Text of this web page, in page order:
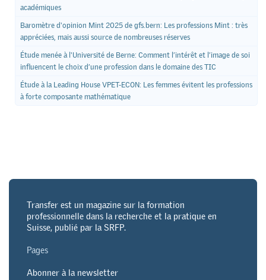
académiques
Baromètre d'opinion Mint 2025 de gfs.bern: Les professions Mint : très
appréciées, mais aussi source de nombreuses réserves
Étude menée à l'Université de Berne: Comment l’intérêt et l’image de soi
influencent le choix d’une profession dans le domaine des TIC
Étude à la Leading House VPET-ECON: Les femmes évitent les professions
à forte composante mathématique
Transfer est un magazine sur la formation
professionnelle dans la recherche et la pratique en
Suisse, publié par la SRFP.
Pages
Abonner à la newsletter